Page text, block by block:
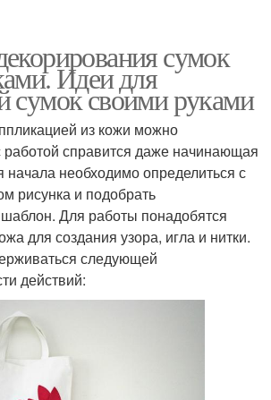
сумок
Идеи для
сумок своими руками
из кожи можно
работой справится даже начинающая
начала необходимо определиться с
рисунка и подобрать
Для работы понадобятся
для создания узора, игла и нитки.
следующей
действий: